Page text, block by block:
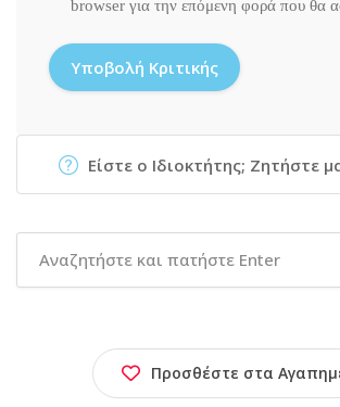
browser για την επόμενη φορά που θα
Είστε ο Ιδιοκτήτης; Ζητήστε
Προσθέστε στα